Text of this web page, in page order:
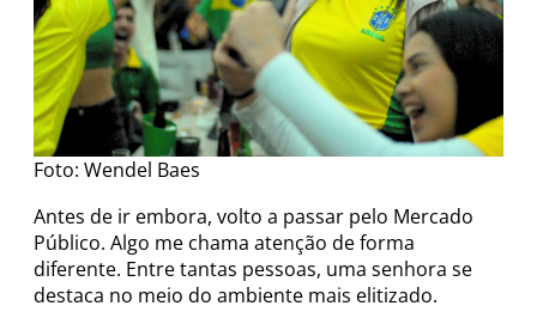
Foto: Wendel Baes
Antes de ir embora, volto a passar pelo Mercado
Público. Algo me chama atenção de forma
diferente. Entre tantas pessoas, uma senhora se
destaca no meio do ambiente mais elitizado.